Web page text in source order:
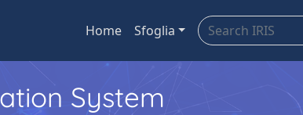
Home Sfoglia
System